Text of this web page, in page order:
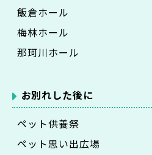
飯倉ホール
梅林ホール
那珂川ホール
お別れした後に
ペット供養祭
ペット思い出広場